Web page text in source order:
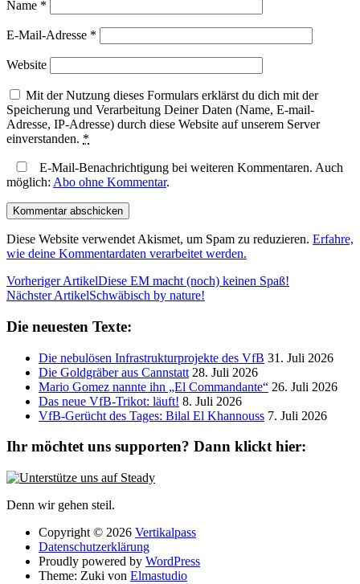
Name *
E-Mail-Adresse *
Website
Mit der Nutzung dieses Formulars erklärst du dich mit der
Speicherung und Verarbeitung Deiner Daten (Name, E-mail-
Adresse, IP-Adresse) durch diese Website auf unserem Server
einverstanden. *
E-Mail-Benachrichtigung bei weiteren Kommentaren. Auch
möglich: Abo ohne Kommentar.
Diese Website verwendet Akismet, um Spam zu reduzieren. Erfahre,
wie deine Kommentardaten verarbeitet werden.
Vorheriger ArtikelDiese EM macht (noch) keinen Spaß!
Nächster ArtikelSchwäbisch by nature!
Die neuesten Texte:
Die nebulösen Infrastrukturprojekte des VfB 31. Juli 2026
Die Goldgräber aus Cannstatt 28. Juli 2026
Mario Gomez nannte ihn „El Commandante“ 26. Juli 2026
Das neue VfB-Trikot: läuft! 8. Juli 2026
VfB-Gerücht des Tages: Bilal El Khannouss 7. Juli 2026
Ihr möchtet uns supporten? Dann klickt hier:
Denn wir gehen steil.
Copyright © 2026 Vertikalpass
Datenschutzerklärung
Proudly powered by WordPress
Theme: Zuki von Elmastudio